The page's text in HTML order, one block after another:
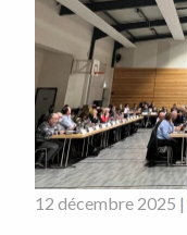
12 décembre 2025 |